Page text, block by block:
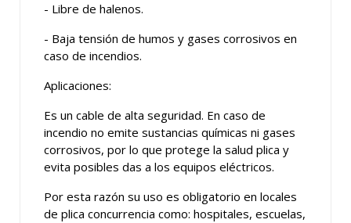
- Libre de halenos.
- Baja tensión de humos y gases corrosivos en
caso de incendios.
Aplicaciones:
Es un cable de alta seguridad. En caso de
incendio no emite sustancias químicas ni gases
corrosivos, por lo que protege la salud plica y
evita posibles das a los equipos eléctricos.
Por esta razón su uso es obligatorio en locales
de plica concurrencia como: hospitales, escuelas,